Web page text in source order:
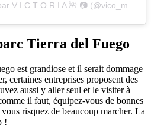
Une publication partagée par V I C T O R I A 🌺 📷 (@vico_mvictoria)
Tierra del Fuego
est grandiose et il serait dommage
certaines entreprises proposent des
aussi y aller seul et le visiter à
il faut, équipez-vous de bonnes
risquez de beaucoup marcher. La
!